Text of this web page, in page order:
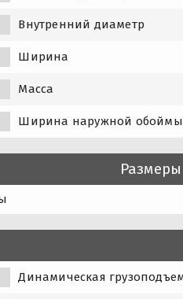
Внутренний диаметр
Ширина
Масса
Ширина наружной обоймы
Динамическая